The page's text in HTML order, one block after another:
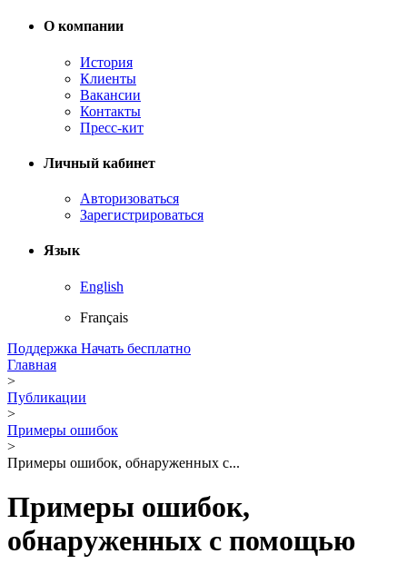
О компании
История
Клиенты
Вакансии
Контакты
Пресс-кит
Личный кабинет
Авторизоваться
Зарегистрироваться
Язык
English
Français
Поддержка Начать бесплатно
Главная
>
Публикации
>
Примеры ошибок
>
Примеры ошибок, обнаруженных с...
Примеры ошибок,
обнаруженных с помощью